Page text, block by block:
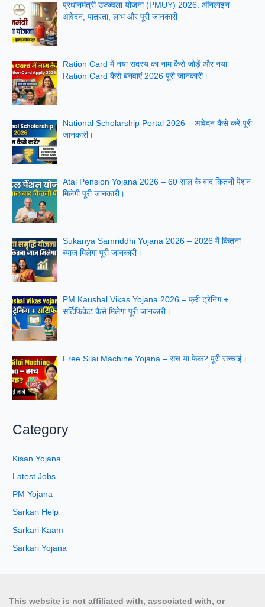
प्रधानमंत्री उज्ज्वला योजना (PMUY) 2026: ऑनलाइन
आवेदन, पात्रता, लाभ और पूरी जानकारी
Ration Card में नया सदस्य का नाम कैसे जोड़ें और नया
Ration Card कैसे बनवाएं 2026 पूरी जानकारी।
National Scholarship Portal 2026 – आवेदन कैसे करें पूरी
जानकारी।
Atal Pension Yojana 2026 – 60 साल के बाद कितनी पेंशन
मिलेगी पूरी जानकारी।
Sukanya Samriddhi Yojana 2026 – 2026 में कितना
ब्याज मिलेगा पूरी जानकारी।
PM Kaushal Vikas Yojana 2026 – फ्री ट्रेनिंग +
सर्टिफिकेट कैसे मिलेगा पूरी जानकारी।
Free Silai Machine Yojana – सच या फेक? पूरी सच्चाई।
Category
Kisan Yojana
Latest Jobs
PM Yojana
Sarkari Help
Sarkari Kaam
Sarkari Yojana
This website is not affiliated with, associated with, or